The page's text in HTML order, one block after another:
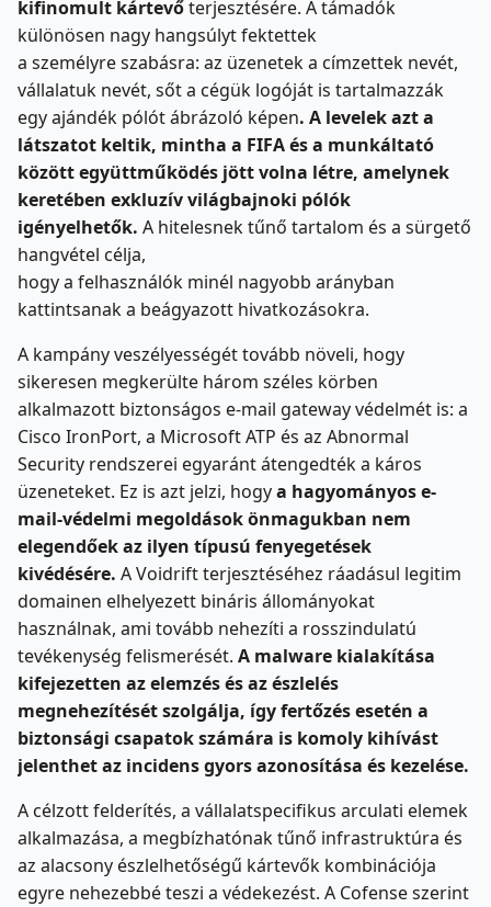
kifinomult kártevőterjesztésére. A támadók
különösen nagy hangsúlyt fektettek
a személyre szabásra: az üzenetek a címzettek nevét,
vállalatuk nevét, sőt a cégük logóját is tartalmazzák
egy ajándék pólót ábrázoló képen. A levelek azt a
látszatot keltik, mintha a FIFA és a munkáltató
között együttműködés jött volna létre, amelynek
keretében exkluzív világbajnoki pólók
igényelhetők. A hitelesnek tűnő tartalom és a sürgető
hangvétel célja,
hogy a felhasználók minél nagyobb arányban
kattintsanak a beágyazott hivatkozásokra.
A kampány veszélyességét tovább növeli, hogy
sikeresen megkerülte három széles körben
alkalmazott biztonságos e-mail gateway védelmét is: a
Cisco IronPort, a Microsoft ATP és az Abnormal
Security rendszerei egyaránt átengedték a káros
üzeneteket. Ez is azt jelzi, hogya hagyományos e-
mail-védelmi megoldások önmagukban nem
elegendőek az ilyen típusú fenyegetések
kivédésére. A Voidrift terjesztéséhez ráadásul legitim
domainen elhelyezett bináris állományokat
használnak, ami tovább nehezíti a rosszindulatú
tevékenység felismerését. A malware kialakítása
kifejezetten az elemzés és az észlelés
megnehezítését szolgálja, így fertőzés esetén a
biztonsági csapatok számára is komoly kihívást
jelenthet az incidens gyors azonosítása és kezelése.
A célzott felderítés, a vállalatspecifikus arculati elemek
alkalmazása, a megbízhatónak tűnő infrastruktúra és
az alacsony észlelhetőségű kártevők kombinációja
egyre nehezebbé teszi a védekezést. A Cofense szerint